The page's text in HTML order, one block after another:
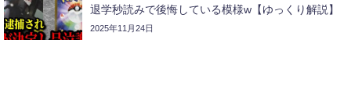
退学秒読みで後悔している模様w【ゆっくり解説】
2025年11月24日